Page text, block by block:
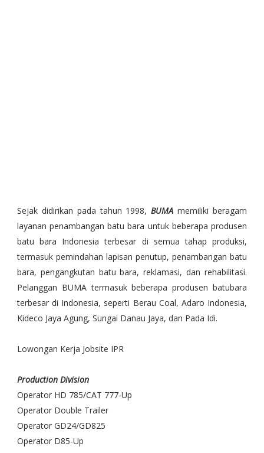
Sejak didirikan pada tahun 1998,BUMA memiliki beragam
layanan penambangan batu bara untuk beberapa produsen
batu bara Indonesia terbesar di semua tahap produksi,
termasuk pemindahan lapisan penutup, penambangan batu
bara, pengangkutan batu bara, reklamasi, dan rehabilitasi.
Pelanggan BUMA termasuk beberapa produsen batubara
terbesar di Indonesia, seperti Berau Coal, Adaro Indonesia,
Kideco Jaya Agung, Sungai Danau Jaya, dan Pada Idi.
Lowongan Kerja Jobsite IPR
Production Division
Operator HD 785/CAT 777-Up
Operator Double Trailer
Operator GD24/GD825
Operator D85-Up